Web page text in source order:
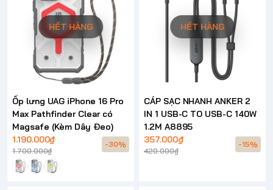
HẾT HÀNG
Ốp lưng UAG iPhone 16 Pro
Max Pathfinder Clear có
Magsafe (Kèm Dây Đeo)
1.190.000₫
1.700.000₫
-30%
HẾT HÀNG
CÁP SẠC NHANH ANKER 2
IN 1 USB-C TO USB-C 140W
1.2M A8895
357.000₫
420.000₫
-15%